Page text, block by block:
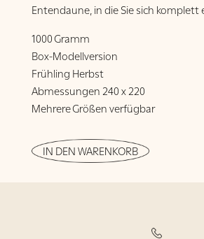
Entendaune, in die Sie sich komplett
1000 Gramm
Box-Modellversion
Frühling Herbst
Abmessungen 240 x 220
Mehrere Größen verfügbar
IN DEN WARENKORB